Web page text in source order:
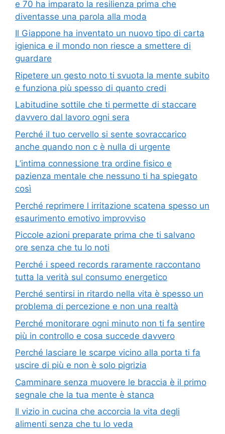
e 70 ha imparato la resilienza prima che
diventasse una parola alla moda
Il Giappone ha inventato un nuovo tipo di carta
igienica e il mondo non riesce a smettere di
guardare
Ripetere un gesto noto ti svuota la mente subito
e funziona più spesso di quanto credi
Labitudine sottile che ti permette di staccare
davvero dal lavoro ogni sera
Perché il tuo cervello si sente sovraccarico
anche quando non c è nulla di urgente
L’intima connessione tra ordine fisico e
pazienza mentale che nessuno ti ha spiegato
così
Perché reprimere l irritazione scatena spesso un
esaurimento emotivo improvviso
Piccole azioni preparate prima che ti salvano
ore senza che tu lo noti
Perché i speed records raramente raccontano
tutta la verità sul consumo energetico
Perché sentirsi in ritardo nella vita è spesso un
problema di percezione e non una realtà
Perché monitorare ogni minuto non ti fa sentire
più in controllo e cosa succede davvero
Perché lasciare le scarpe vicino alla porta ti fa
uscire di più e non è solo pigrizia
Camminare senza muovere le braccia è il primo
segnale che la tua mente è stanca
Il vizio in cucina che accorcia la vita degli
alimenti senza che tu lo veda